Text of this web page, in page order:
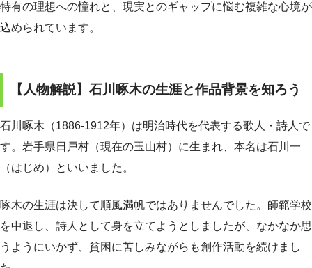
特有の理想への憧れと、現実とのギャップに悩む複雑な心境が
込められています。
【人物解説】石川啄木の生涯と作品背景を知ろう
石川啄木（1886-1912年）は明治時代を代表する歌人・詩人で
す。岩手県日戸村（現在の玉山村）に生まれ、本名は石川一
（はじめ）といいました。
啄木の生涯は決して順風満帆ではありませんでした。師範学校
を中退し、詩人として身を立てようとしましたが、なかなか思
うようにいかず、貧困に苦しみながらも創作活動を続けまし